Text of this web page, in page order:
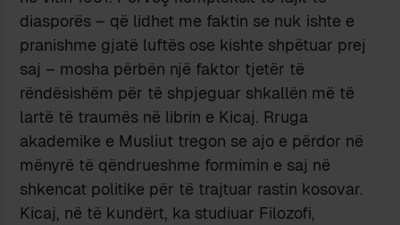
diasporës – që lidhet me faktin se nuk ishte e
pranishme gjatë luftës ose kishte shpëtuar prej
saj – mosha përbën një faktor tjetër të
rëndësishëm për të shpjeguar shkallën më të
lartë të traumës në librin e Kicaj. Rruga
akademike e Musliut tregon se ajo e përdor në
mënyrë të qëndrueshme formimin e saj në
shkencat politike për të trajtuar rastin kosovar.
Kicaj, në të kundërt, ka studiuar Filozofi,